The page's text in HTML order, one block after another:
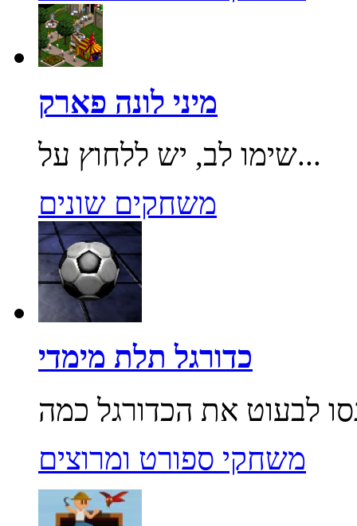
מיני לונה פארק
שימו לב, יש ללחוץ על...
משחקים שונים
כדורגל תלת מימדי
משחקי ספורט ומרוצים